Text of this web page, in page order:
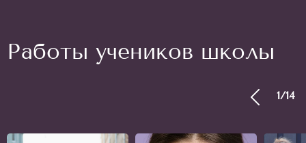
Работы учеников школы
1/14